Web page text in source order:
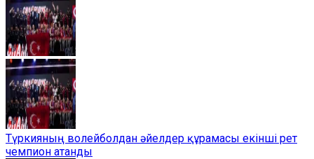
Түркияның волейболдан әйелдер құрамасы екінші рет
чемпион атанды